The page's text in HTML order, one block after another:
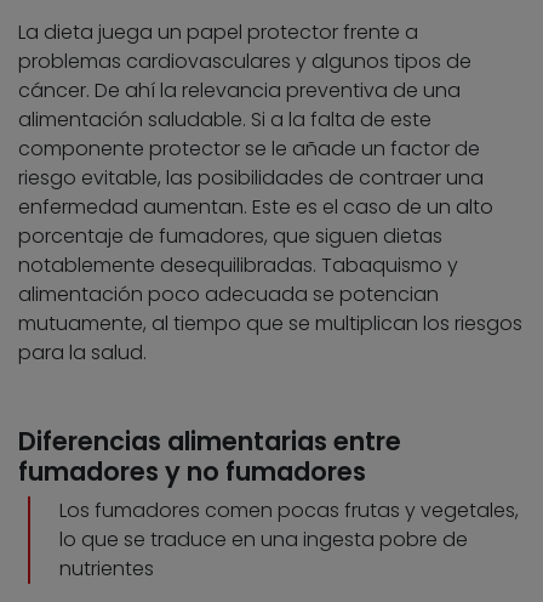
La dieta juega un papel protector frente a
problemas cardiovasculares y algunos tipos de
cáncer. De ahí la relevancia preventiva de una
alimentación saludable. Si a la falta de este
componente protector se le añade un factor de
riesgo evitable, las posibilidades de contraer una
enfermedad aumentan. Este es el caso de un alto
porcentaje de fumadores, que siguen dietas
notablemente desequilibradas. Tabaquismo y
alimentación poco adecuada se potencian
mutuamente, al tiempo que se multiplican los riesgos
para la salud.
Diferencias alimentarias entre
fumadores y no fumadores
Los fumadores comen pocas frutas y vegetales,
lo que se traduce en una ingesta pobre de
nutrientes